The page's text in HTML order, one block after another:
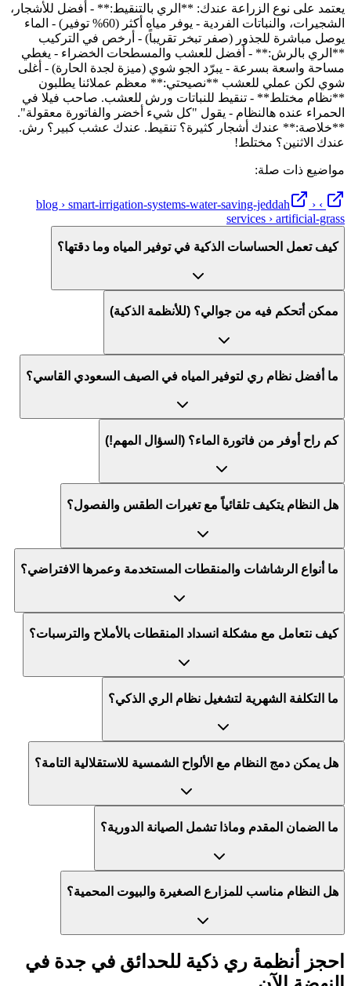
يعتمد على نوع الزراعة عندك: **الري بالتنقيط:** - أفضل للأشجار،
الشجيرات، والنباتات الفردية - يوفر مياه أكثر (60% توفير) - الماء
يوصل مباشرة للجذور (صفر تبخر تقريباً) - أرخص في التركيب
**الري بالرش:** - أفضل للعشب والمسطحات الخضراء - يغطي
مساحة واسعة بسرعة - يبرّد الجو شوي (ميزة لجدة الحارة) - أغلى
شوي لكن عملي للعشب **نصيحتي:** معظم عملائنا يطلبون
**نظام مختلط** - تنقيط للنباتات ورش للعشب. صاحب فيلا في
الحمراء عنده هالنظام - يقول "كل شيء أخضر والفاتورة معقولة".
**خلاصة:** عندك أشجار كثيرة؟ تنقيط. عندك عشب كبير؟ رش.
عندك الاثنين؟ مختلط!
مواضيع ذات صلة:
› blog › smart-irrigation-systems-water-saving-jeddah
›
services › artificial-grass
كيف تعمل الحساسات الذكية في توفير المياه وما دقتها؟
ممكن أتحكم فيه من جوالي؟ (للأنظمة الذكية)
ما أفضل نظام ري لتوفير المياه في الصيف السعودي القاسي؟
كم راح أوفر من فاتورة الماء؟ (السؤال المهم!)
هل النظام يتكيف تلقائياً مع تغيرات الطقس والفصول؟
ما أنواع الرشاشات والمنقطات المستخدمة وعمرها الافتراضي؟
كيف نتعامل مع مشكلة انسداد المنقطات بالأملاح والترسبات؟
ما التكلفة الشهرية لتشغيل نظام الري الذكي؟
هل يمكن دمج النظام مع الألواح الشمسية للاستقلالية التامة؟
ما الضمان المقدم وماذا تشمل الصيانة الدورية؟
هل النظام مناسب للمزارع الصغيرة والبيوت المحمية؟
احجز أنظمة ري ذكية للحدائق في جدة في